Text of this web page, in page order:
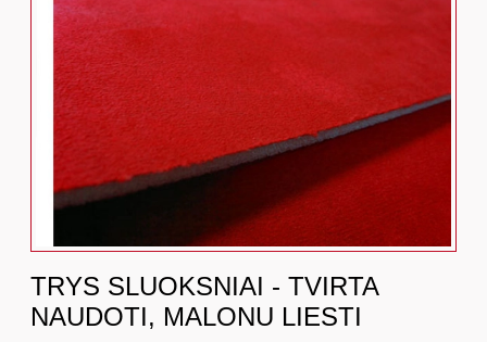
TRYS SLUOKSNIAI - TVIRTA
NAUDOTI, MALONU LIESTI